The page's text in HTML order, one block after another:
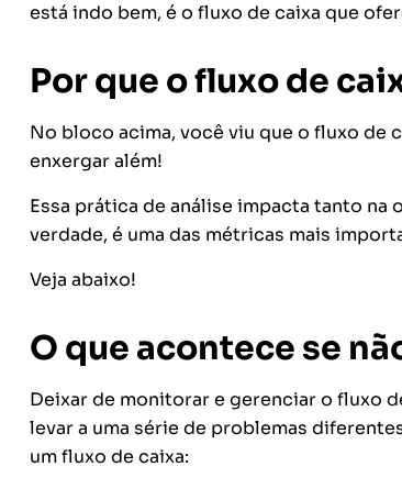
está indo bem, é o fluxo de caixa que
Por que o fluxo de
No bloco acima, você viu que o fluxo de
enxergar além!
Essa prática de análise impacta tanto
verdade, é uma das métricas mais
Veja abaixo!
O que acontece se
Deixar de monitorar e gerenciar o fluxo
levar a uma série de problemas
um fluxo de caixa: